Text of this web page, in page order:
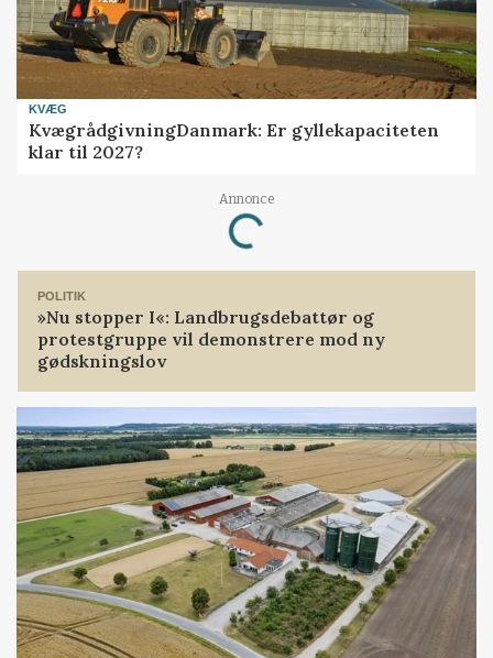
KVÆG
KvægrådgivningDanmark: Er gyllekapaciteten
klar til 2027?
Annonce
Loading...
POLITIK
»Nu stopper I«: Landbrugsdebattør og
protestgruppe vil demonstrere mod ny
gødskningslov